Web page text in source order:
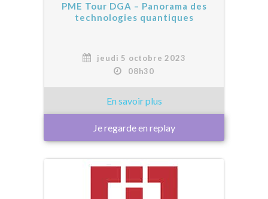
PME Tour DGA – Panorama des
technologies quantiques
jeudi 5 octobre 2023
08h30
Je regarde en replay